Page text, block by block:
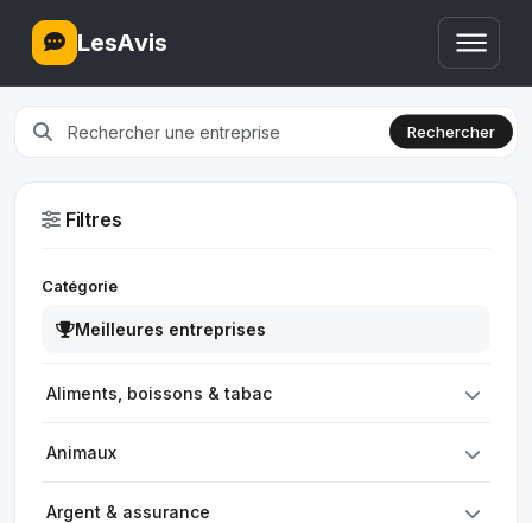
LesAvis
Rechercher
Filtres
Catégorie
Meilleures entreprises
Aliments, boissons & tabac
Animaux
Argent & assurance